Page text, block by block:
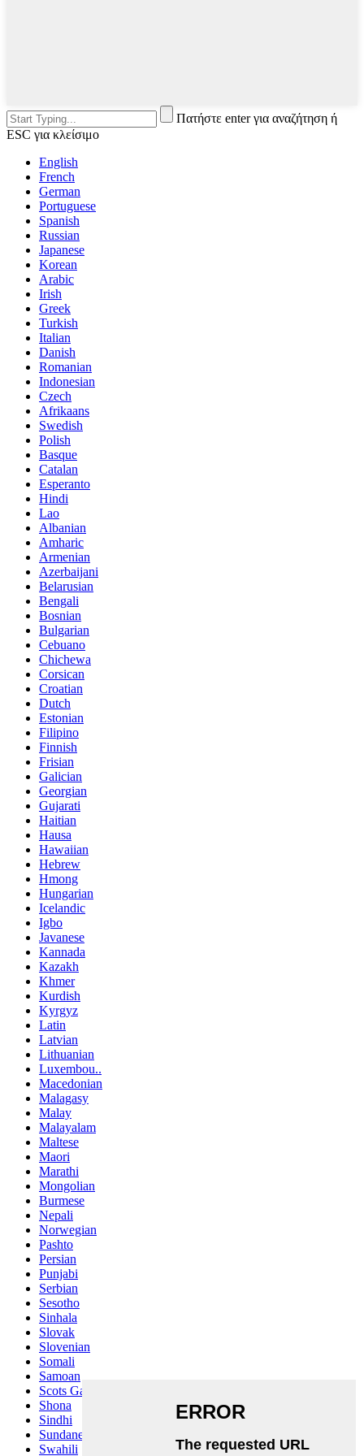
Πατήστε enter για αναζήτηση ή
ESC για κλείσιμο
English
French
German
Portuguese
Spanish
Russian
Japanese
Korean
Arabic
Irish
Greek
Turkish
Italian
Danish
Romanian
Indonesian
Czech
Afrikaans
Swedish
Polish
Basque
Catalan
Esperanto
Hindi
Lao
Albanian
Amharic
Armenian
Azerbaijani
Belarusian
Bengali
Bosnian
Bulgarian
Cebuano
Chichewa
Corsican
Croatian
Dutch
Estonian
Filipino
Finnish
Frisian
Galician
Georgian
Gujarati
Haitian
Hausa
Hawaiian
Hebrew
Hmong
Hungarian
Icelandic
Igbo
Javanese
Kannada
Kazakh
Khmer
Kurdish
Kyrgyz
Latin
Latvian
Lithuanian
Luxembou..
Macedonian
Malagasy
Malay
Malayalam
Maltese
Maori
Marathi
Mongolian
Burmese
Nepali
Norwegian
Pashto
Persian
Punjabi
Serbian
Sesotho
Sinhala
Slovak
Slovenian
Somali
Samoan
Scots Gaelic
Shona
Sindhi
Sundanese
Swahili